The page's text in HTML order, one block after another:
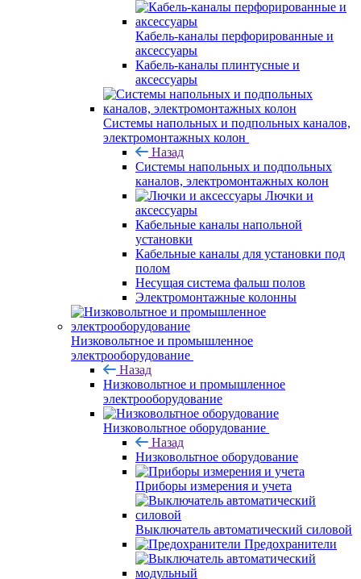
Кабель-каналы перфорированные и
аксессуары
Кабель-каналы плинтусные и
аксессуары
Системы напольных и подпольных каналов,
электромонтажных колон
Назад
Системы напольных и подпольных
каналов, электромонтажных колон
Лючки и
аксессуары
Кабельные каналы напольной
установки
Кабельные каналы для установки под
полом
Несущая система фальш полов
Электромонтажные колонны
Низковольтное и промышленное
электрооборудование
Назад
Низковольтное и промышленное
электрооборудование
Низковольтное оборудование
Назад
Низковольтное оборудование
Приборы измерения и учета
Выключатель автоматический силовой
Предохранители